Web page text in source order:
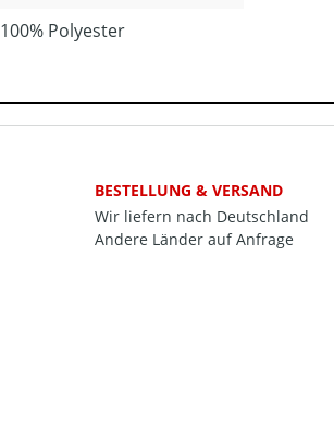
100% Polyester
BESTELLUNG & VERSAND
Wir liefern nach Deutschland
Andere Länder auf Anfrage